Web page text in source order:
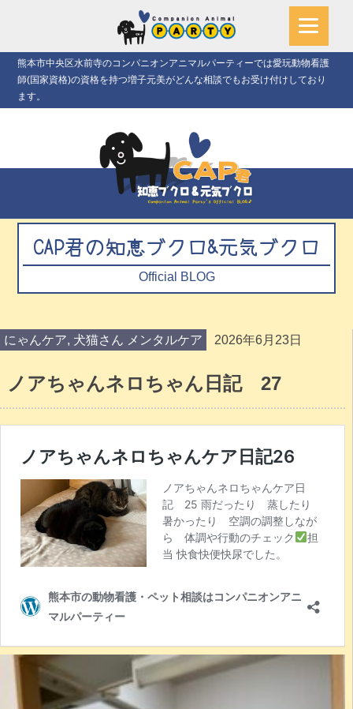
熊本市中央区水前寺のコンパニオンアニマルパーティーでは愛玩動物看護
師(国家資格)の資格を持つ増子元美がどんな相談でもお受け付けしており
ます。
CAP君の知恵ブクロ&元気ブクロ
Official BLOG
にゃんケア, 犬猫さん メンタルケア 2026年6月23日
ノアちゃんネロちゃん日記 27